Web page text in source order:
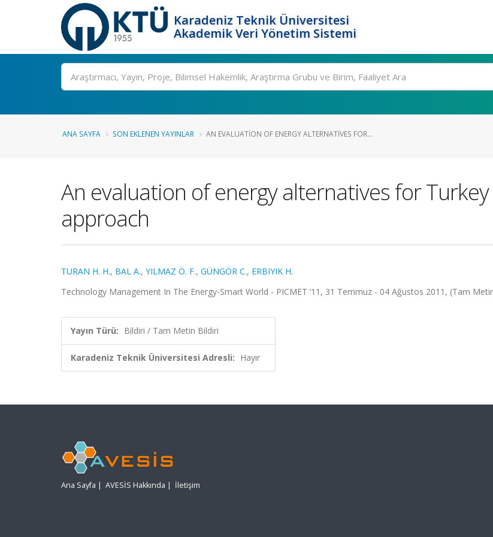
Karadeniz Teknik Üniversitesi
Akademik Veri Yönetim Sistemi
Ara
ANA SAYFA SON EKLENEN YAYINLAR AN EVALUATION OF ENERGY ALTERNATIVES FOR...
An evaluation of energy alternatives for
approach
TURAN H. H., BAL A., YILMAZ Ö. F., GÜNGÖR C., ERBIYIK H.
Technology Management In The Energy-Smart World - PICMET ’11, 31 Temmuz - 04 Ağustos 2011, (Tam
Yayın Türü: Bildiri / Tam Metin Bildiri
Karadeniz Teknik Üniversitesi Adresli: Hayır
Ana Sayfa | AVESİS Hakkında | İletişim